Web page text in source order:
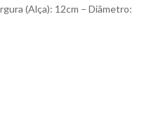
(Alça): 12cm – Diâmetro: